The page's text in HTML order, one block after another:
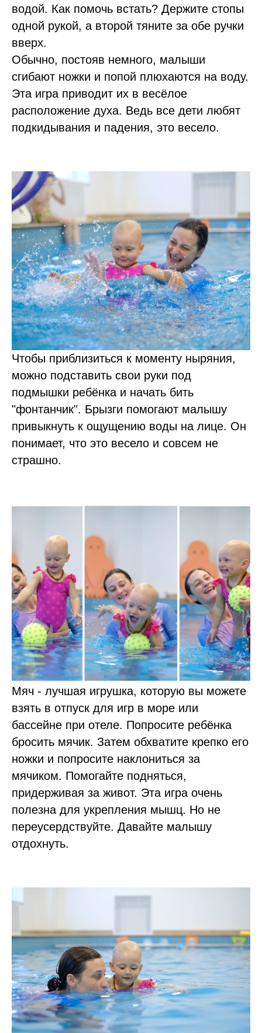
водой. Как помочь встать? Держите стопы
одной рукой, а второй тяните за обе ручки
вверх.
Обычно, постояв немного, малыши
сгибают ножки и попой плюхаются на воду.
Эта игра приводит их в весёлое
расположение духа. Ведь все дети любят
подкидывания и падения, это весело.
Чтобы приблизиться к моменту ныряния,
можно подставить свои руки под
подмышки ребёнка и начать бить
"фонтанчик". Брызги помогают малышу
привыкнуть к ощущению воды на лице. Он
понимает, что это весело и совсем не
страшно.
Мяч - лучшая игрушка, которую вы можете
взять в отпуск для игр в море или
бассейне при отеле. Попросите ребёнка
бросить мячик. Затем обхватите крепко его
ножки и попросите наклониться за
мячиком. Помогайте подняться,
придерживая за живот. Эта игра очень
полезна для укрепления мышц. Но не
переусердствуйте. Давайте малышу
отдохнуть.